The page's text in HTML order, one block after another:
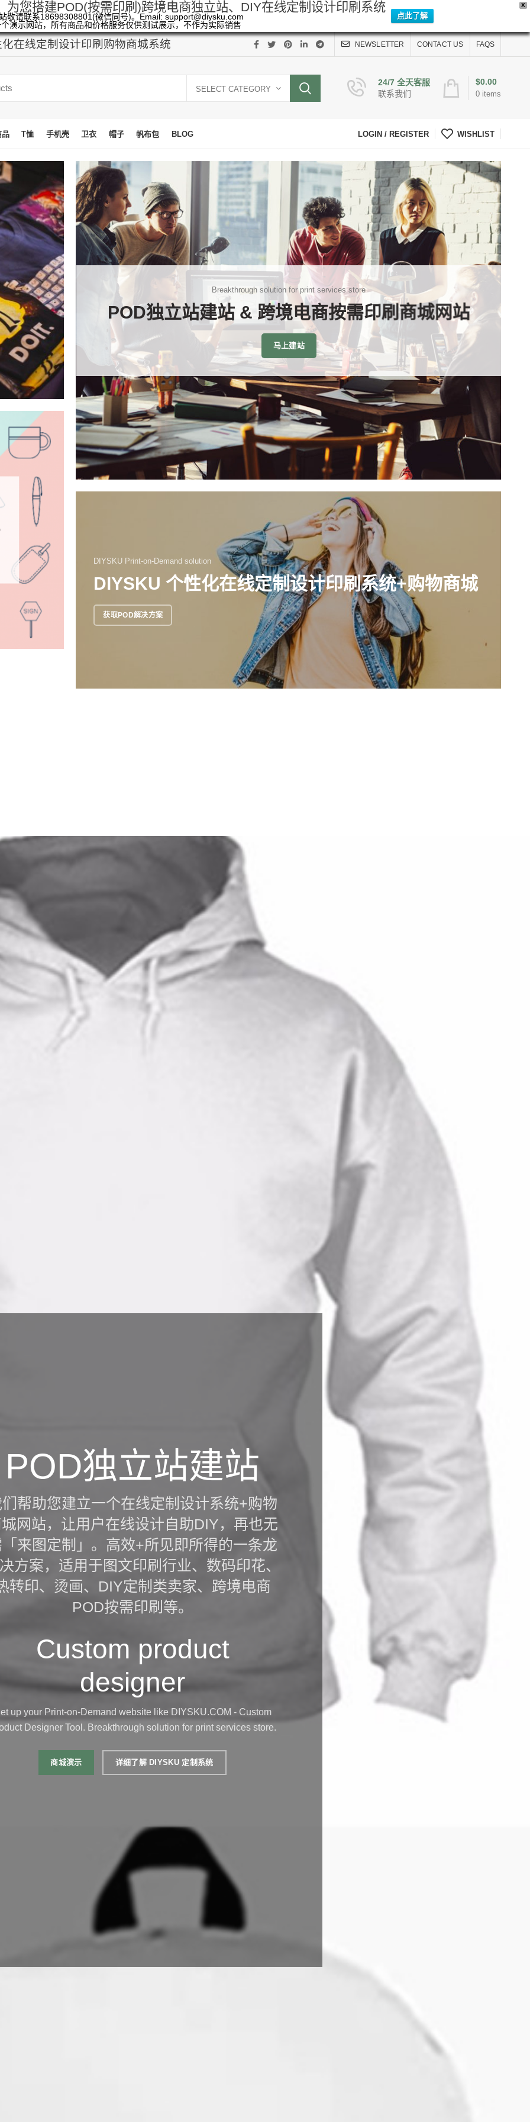
X
为您搭建POD(按需印刷)跨境电商独立站、DIY在线定制设计印刷系统
敬请联系18698308801(微信同号)。Email: support@diysku.com
演示网站，所有商品和价格服务仅供测试展示，不作为实际销售
点此了解
在线定制设计印刷购物商城系统 NEWSLETTER CONTACT US FAQS
SELECT CATEGORY
24/7 全天客服
联系我们
0 items
$0.00
品 T恤 手机壳 卫衣 帽子 帆布包 BLOG LOGIN / REGISTER WISHLIST
Breakthrough solution for print services store
POD独立站建站 & 跨境电商按需印刷商城网站
马上建站
DIYSKU Print-on-Demand solution
DIYSKU 个性化在线定制设计印刷系统+购物商城
获取POD解决方案
POD独立站建站
帮助您建立一个在线定制设计系统+购物
网站，让用户在线设计自助DIY，再也无
来图定制」。高效+所见即所得的一条龙
方案，适用于图文印刷行业、数码印花、
转印、烫画、DIY定制类卖家、跨境电商
POD按需印刷等。
Custom product
designer
up your Print-on-Demand website like DIYSKU.COM - Custom
Designer Tool. Breakthrough solution for print services store.
商城演示 详细了解 DIYSKU 定制系统